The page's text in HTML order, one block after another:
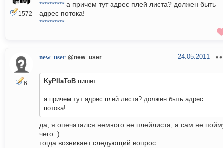
1572
********** а причем тут адрес плей листа? должен быть
адрес потока!
**********
6
new_user @new_user 24.05.2011
KyPIIaToB пишет:
а причем тут адрес плей листа? должен быть адрес
потока!
да, я опечатался немного не плейлиста, а сам не
чего :)
тогда возникает следующий вопрос: